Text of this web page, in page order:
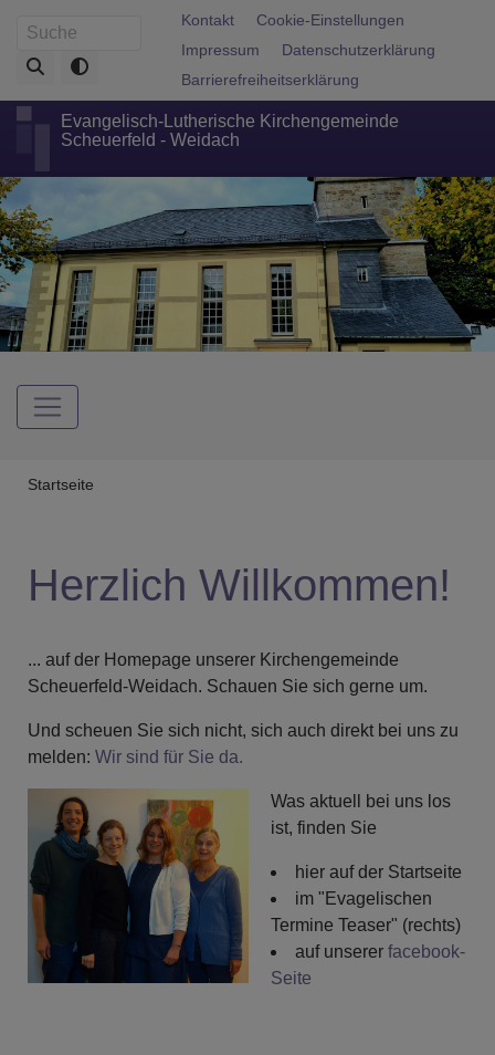
zum
Inhalt
Suche Fußbereichsmenü
Kontakt
Cookie-Einstellungen
Impressum
Datenschutzerklärung
Barrierefreiheitserklärung
Evangelisch-Lutherische Kirchengemeinde
Scheuerfeld - Weidach
Hauptnavigation
Breadcrumb
Startseite
Herzlich Willkommen!
... auf der Homepage unserer Kirchengemeinde
Scheuerfeld-Weidach. Schauen Sie sich gerne um.
Und scheuen Sie sich nicht, sich auch direkt bei uns zu
melden: Wir sind für Sie da.
Was aktuell bei uns los
ist, finden Sie
hier auf der Startseite
im "Evagelischen
Termine Teaser" (rechts)
auf unserer facebook-
Seite